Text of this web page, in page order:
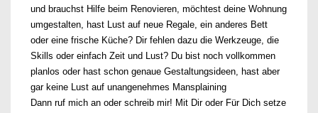
und brauchst Hilfe beim Renovieren, möchtest deine Wohnung
umgestalten, hast Lust auf neue Regale, ein anderes Bett
oder eine frische Küche? Dir fehlen dazu die Werkzeuge, die
Skills oder einfach Zeit und Lust? Du bist noch vollkommen
planlos oder hast schon genaue Gestaltungsideen, hast aber
gar keine Lust auf unangenehmes Mansplaining
Dann ruf mich an oder schreib mir! Mit Dir oder Für Dich setze